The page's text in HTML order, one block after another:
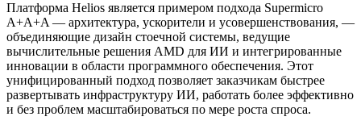
Платформа Helios является примером подхода Supermicro
A+A+A — архитектура, ускорители и усовершенствования, —
объединяющие дизайн стоечной системы, ведущие
вычислительные решения AMD для ИИ и интегрированные
инновации в области программного обеспечения. Этот
унифицированный подход позволяет заказчикам быстрее
развертывать инфраструктуру ИИ, работать более эффективно
и без проблем масштабироваться по мере роста спроса.